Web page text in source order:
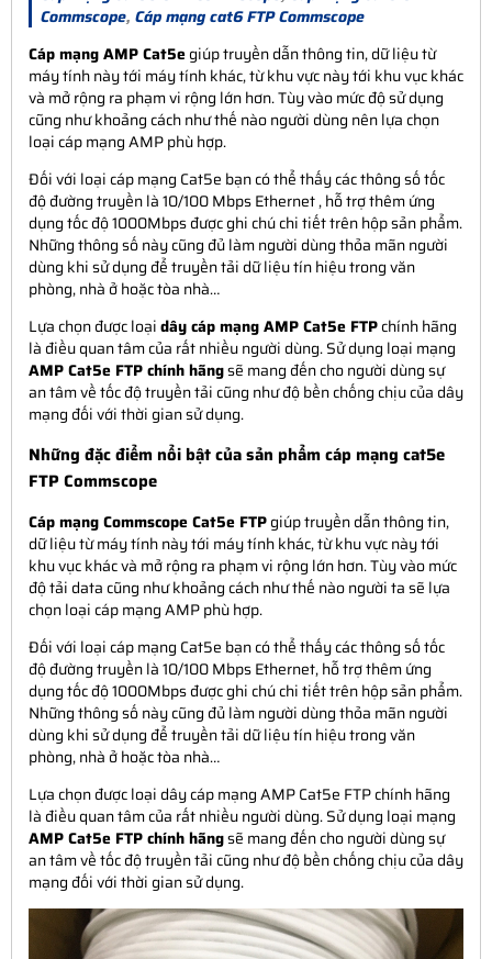
Commscope, Cáp mạng cat6 FTP Commscope
Cáp mạng AMP Cat5egiúp truyền dẫn thông tin, dữ liệu từ
máy tính này tới máy tính khác, từ khu vực này tới khu vục khác
và mở rộng ra phạm vi rộng lớn hơn. Tùy vào mức độ sử dụng
cũng như khoảng cách như thế nào người dùng nên lựa chọn
loại cáp mạng AMP phù hợp.
Đối với loại cáp mạng Cat5e bạn có thể thấy các thông số tốc
độ đường truyền là 10/100 Mbps Ethernet , hỗ trợ thêm ứng
dụng tốc độ 1000Mbps được ghi chú chi tiết trên hộp sản phẩm.
Những thông số này cũng đủ làm người dùng thỏa mãn người
dùng khi sử dụng để truyền tải dữ liệu tín hiệu trong văn
phòng, nhà ở hoặc tòa nhà…
Lựa chọn được loạidây cáp mạng AMP Cat5e FTPchính hãng
là điều quan tâm của rất nhiều người dùng. Sử dụng loại mạng
AMP Cat5e FTP chính hãngsẽ mang đến cho người dùng sự
an tâm về tốc độ truyền tải cũng như độ bền chống chịu của dây
mạng đối với thời gian sử dụng.
Những đặc điểm nổi bật của sản phẩm cáp mạng cat5e
FTP Commscope
Cáp mạng Commscope Cat5e FTPgiúp truyền dẫn thông tin,
dữ liệu từ máy tính này tới máy tính khác, từ khu vực này tới
khu vục khác và mở rộng ra phạm vi rộng lớn hơn. Tùy vào mức
độ tải data cũng như khoảng cách như thế nào người ta sẽ lựa
chọn loại cáp mạng AMP phù hợp.
Đối với loại cáp mạng Cat5e bạn có thể thấy các thông số tốc
độ đường truyền là 10/100 Mbps Ethernet, hỗ trợ thêm ứng
dụng tốc độ 1000Mbps được ghi chú chi tiết trên hộp sản phẩm.
Những thông số này cũng đủ làm người dùng thỏa mãn người
dùng khi sử dụng để truyền tải dữ liệu tín hiệu trong văn
phòng, nhà ở hoặc tòa nhà…
Lựa chọn được loại dây cáp mạng AMP Cat5e FTP chính hãng
là điều quan tâm của rất nhiều người dùng. Sử dụng loại mạng
AMP Cat5e FTP chính hãngsẽ mang đến cho người dùng sự
an tâm về tốc độ truyền tải cũng như độ bền chống chịu của dây
mạng đối với thời gian sử dụng.